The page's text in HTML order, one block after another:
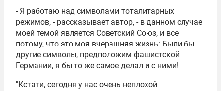
- Я работаю над символами тоталитарных
режимов, - рассказывает автор, - в данном случае
моей темой является Советский Союз, и все
потому, что это моя вчерашняя жизнь: Были бы
другие символы, предположим фашистской
Германии, я бы то же самое делал и с ними!
"Кстати, сегодня у нас очень неплохой